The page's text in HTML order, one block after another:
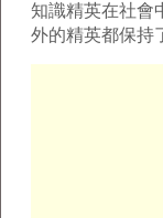
知識精英在社會
外的精英都保持